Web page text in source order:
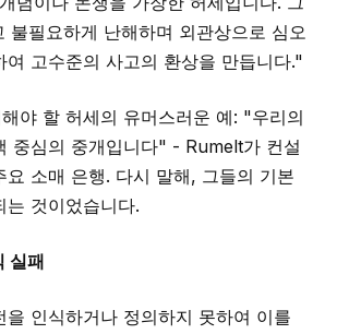
불필요하게 난해하며 외관상으로 심오
여 고수준의 사고의 환상을 만듭니다."
야 할 허세의 유머스러운 예: "우리의
중심의 중개입니다" - Rumelt가 컨설
요 소매 은행. 다시 말해, 그들의 기본
는 것이었습니다.
실패
을 인식하거나 정의하지 못하여 이를